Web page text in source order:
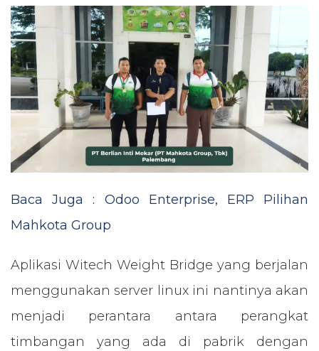
Baca Juga : Odoo Enterprise, ERP Pilihan
Mahkota Group
Aplikasi Witech Weight Bridge yang berjalan
menggunakan server linux ini nantinya akan
menjadi perantara antara perangkat
timbangan yang ada di pabrik dengan